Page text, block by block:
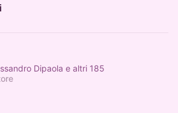
Dipaola e altri 185